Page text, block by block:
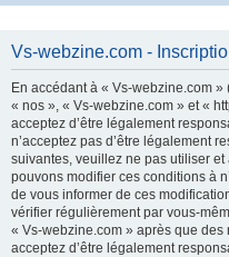
Vs-webzine.com -
En accédant à « Vs-webzine.com
« nos », « Vs-webzine.com » et «
acceptez d’être légalement
n’acceptez pas d’être légalement
suivantes, veuillez ne pas utiliser
pouvons modifier ces conditions à
de vous informer de ces
vérifier régulièrement par vous-
« Vs-webzine.com » après que
acceptez d’être légalement